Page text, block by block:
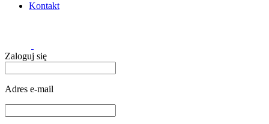
Kontakt
Zaloguj się
Adres e-mail